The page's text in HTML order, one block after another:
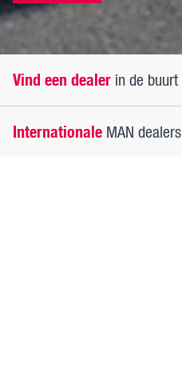
Vind een dealer in de buurt
Internationale MAN dealers